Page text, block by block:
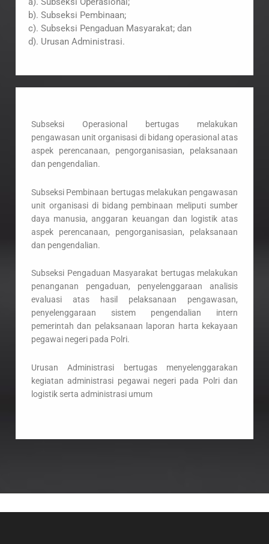
b). Subseksi Pembinaan;
c). Subseksi Pengaduan Masyarakat; dan
d). Urusan Administrasi.
Subseksi Operasional bertugas melakukan
pengawasan unit organisasi di bidang operasional atas
aspek perencanaan, pengorganisasian, pelaksanaan
dan pengendalian.
Subseksi Pembinaan bertugas melakukan pengawasan
unit organisasi di bidang pembinaan meliputi sumber
daya manusia, anggaran keuangan dan logistik atas
aspek perencanaan, pengorganisasian, pelaksanaan
dan pengendalian.
Subseksi Pengaduan Masyarakat bertugas melakukan
penanganan pengaduan, penyelenggaraan analisis
evaluasi atas hasil pelaksanaan pengawasan,
penyelenggaraan sistem pengendalian intern
pemerintah dan pelaksanaan laporan harta kekayaan
pegawai negeri pada Polri.
Urusan Administrasi bertugas menyelenggarakan
kegiatan administrasi pegawai negeri pada Polri dan
logistik serta administrasi umum